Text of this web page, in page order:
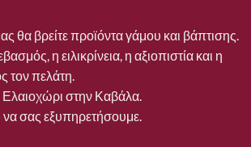
θα βρείτε προϊόντα γάμου και βάπτισης.
η ειλικρίνεια, η αξιοπιστία και η
τον πελάτη.
Ελαιοχώρι στην Καβάλα.
σας εξυπηρετήσουμε.